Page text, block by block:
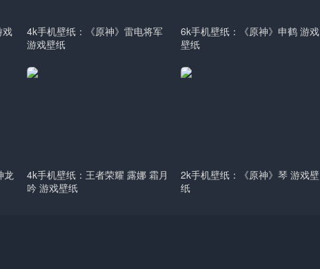
戏
4k手机壁纸：《原神》雷电将军
游戏壁纸
6k手机壁纸：《原神》申鹤 游戏
壁纸
龙
4k手机壁纸：王者荣耀 露娜 霜月
吟 游戏壁纸
2k手机壁纸：《原神》琴 游戏壁
纸